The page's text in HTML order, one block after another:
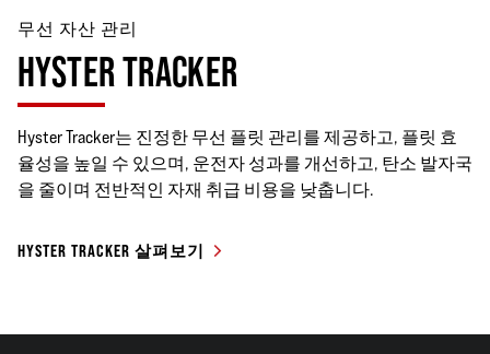
무선 자산 관리
HYSTER TRACKER
Hyster Tracker는 진정한 무선 플릿 관리를 제공하고, 플릿 효
율성을 높일 수 있으며, 운전자 성과를 개선하고, 탄소 발자국
을 줄이며 전반적인 자재 취급 비용을 낮춥니다.
HYSTER TRACKER 살펴보기